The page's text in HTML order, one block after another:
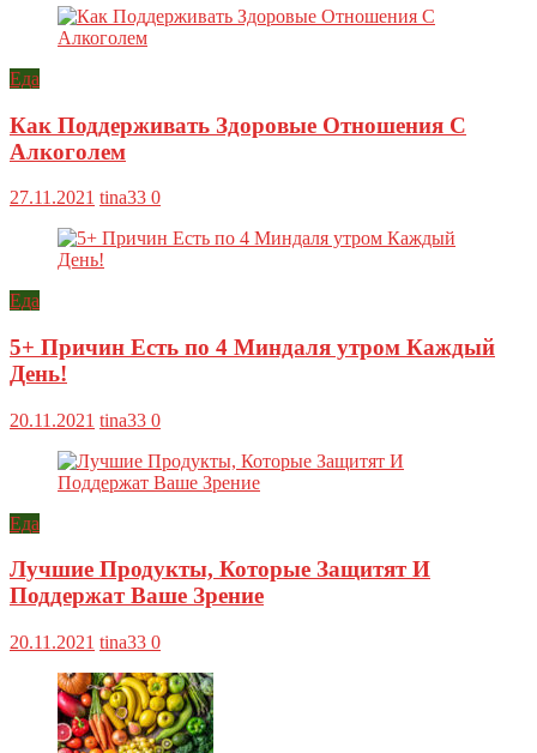
Еда
Как Поддерживать Здоровые Отношения С
Алкоголем
27.11.2021 tina33 0
Еда
5+ Причин Есть по 4 Миндаля утром Каждый
День!
20.11.2021 tina33 0
Еда
Лучшие Продукты, Которые Защитят И
Поддержат Ваше Зрение
20.11.2021 tina33 0